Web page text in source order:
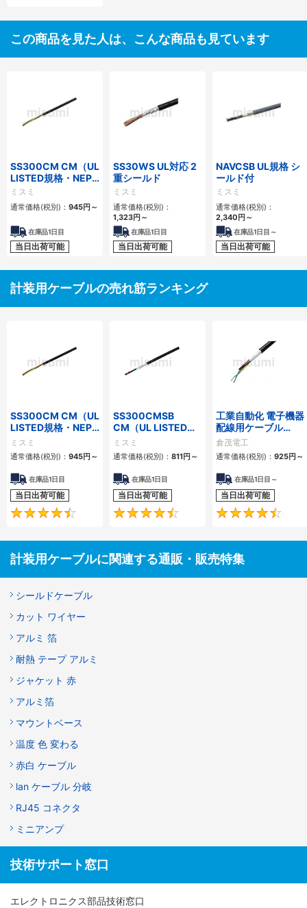
この商品を見た人は、こんな商品も見ています
SS300CM CM（UL
LISTED規格・NEPA
対応） 細径
ミスミ
通常価格(税別)： 945円～
在庫品1日目
当日出荷可能
SS30WS UL対応 2
重シールド
ミスミ
通常価格(税別)：
1,323円～
在庫品1日目
当日出荷可能
NAVCSB UL規格 シ
ールド付
ミスミ
通常価格(税別)：
2,340円～
在庫品1日目～
当日出荷可能
計装用ケーブルの売れ筋ランキング
SS300CM CM（UL
LISTED規格・NEPA
対応） 細径
ミスミ
通常価格(税別)： 945円～
在庫品1日目
当日出荷可能
4.5
SS300CMSB
CM（UL LISTED規
格・NEPA対応） 細
径 シールド付
ミスミ
通常価格(税別)： 811円～
在庫品1日目
当日出荷可能
4.6
工業自動化 電子機器
配線用ケーブル
KVC-36シリーズ
倉茂電工
通常価格(税別)： 925円～
在庫品1日目～
当日出荷可能
計装用ケーブルに関連する通販・販売特集
シールドケーブル
カット ワイヤー
アルミ 箔
耐熱 テープ アルミ
ジャケット 赤
アルミ箔
マウントベース
温度 色 変わる
赤白 ケーブル
lan ケーブル 分岐
RJ45 コネクタ
ミニアンプ
技術サポート窓口
エレクトロニクス部品技術窓口